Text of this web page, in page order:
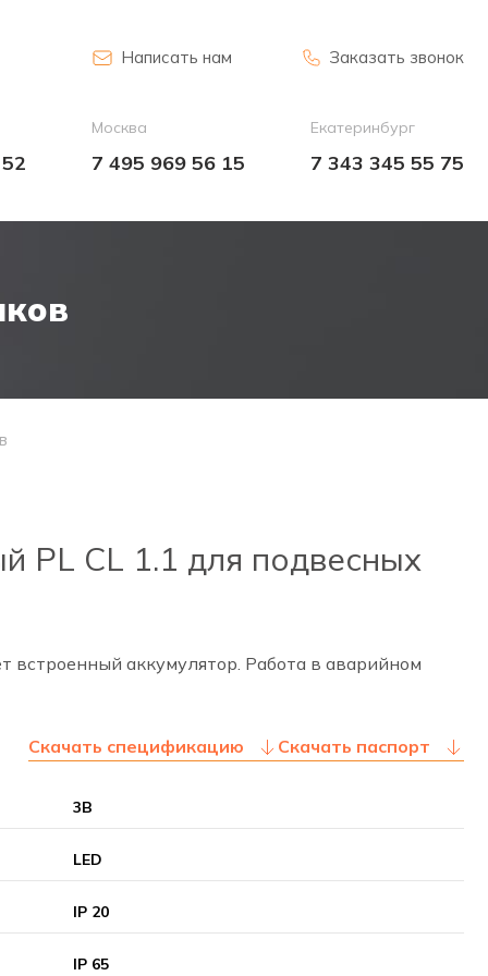
Написать нам Заказать звонок
Москва
7 495 969 56 15
Екатеринбург
7 343 345 55 75
PL CL 1.1 для подвесных
встроенный аккумулятор. Работа в аварийном
Скачать спецификацию Скачать паспорт
3В
LED
IP 20
IP 65